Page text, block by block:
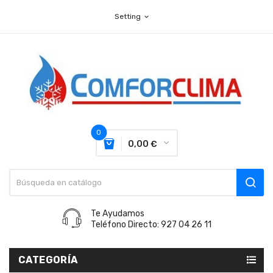
Setting expand_more
0
0,00 €
Te Ayudamos
Teléfono Directo: 927 04 26 11
CATEGORÍA